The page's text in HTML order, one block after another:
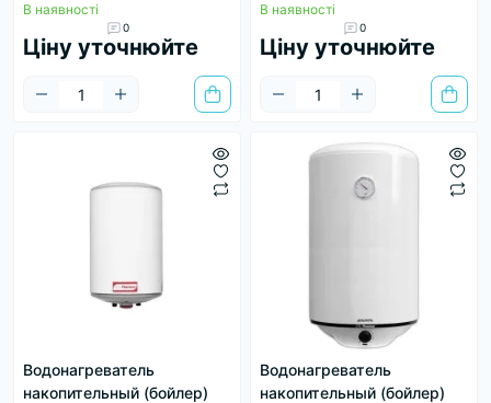
В наявності
0
Ціну уточнюйте
В наявності
0
Ціну уточнюйте
Водонагреватель
накопительный (бойлер)
Водонагреватель
накопительный (бойлер)